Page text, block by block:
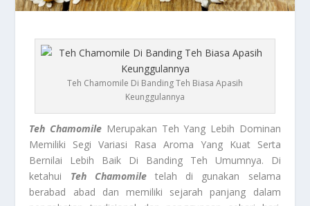
Teh Chamomile Di Banding Teh Biasa Apasih
Keunggulannya
Teh Chamomile Merupakan Teh Yang Lebih Dominan
Memiliki Segi Variasi Rasa Aroma Yang Kuat Serta
Bernilai Lebih Baik Di Banding Teh Umumnya. Di
ketahui Teh Chamomiletelah di gunakan selama
berabad abad dan memiliki sejarah panjang dalam